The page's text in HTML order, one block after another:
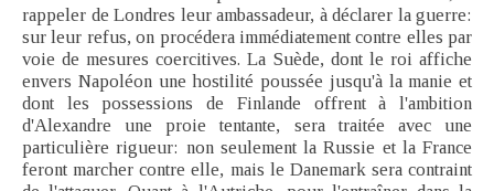
rappeler de Londres leur ambassadeur, à déclarer la guerre:
sur leur refus, on procédera immédiatement contre elles par
voie de mesures coercitives. La Suède, dont le roi affiche
envers Napoléon une hostilité poussée jusqu'à la manie et
dont les possessions de Finlande offrent à l'ambition
d'Alexandre une proie tentante, sera traitée avec une
particulière rigueur: non seulement la Russie et la France
feront marcher contre elle, mais le Danemark sera contraint